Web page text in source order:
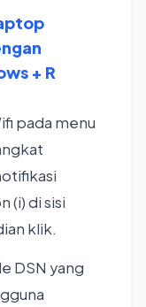
+ R
pada menu
(i) di sisi
klik.
DSN yang